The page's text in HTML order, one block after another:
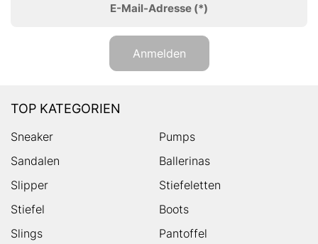
E-Mail-Adresse (*)
Anmelden
TOP KATEGORIEN
Sneaker
Pumps
Sandalen
Ballerinas
Slipper
Stiefeletten
Stiefel
Boots
Slings
Pantoffel